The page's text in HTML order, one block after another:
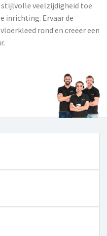
veelzijdigheid toe
inrichting. Ervaar de
rond en creëer een